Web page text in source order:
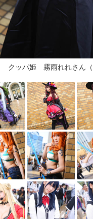
クッパ姫 霧雨れれさん（